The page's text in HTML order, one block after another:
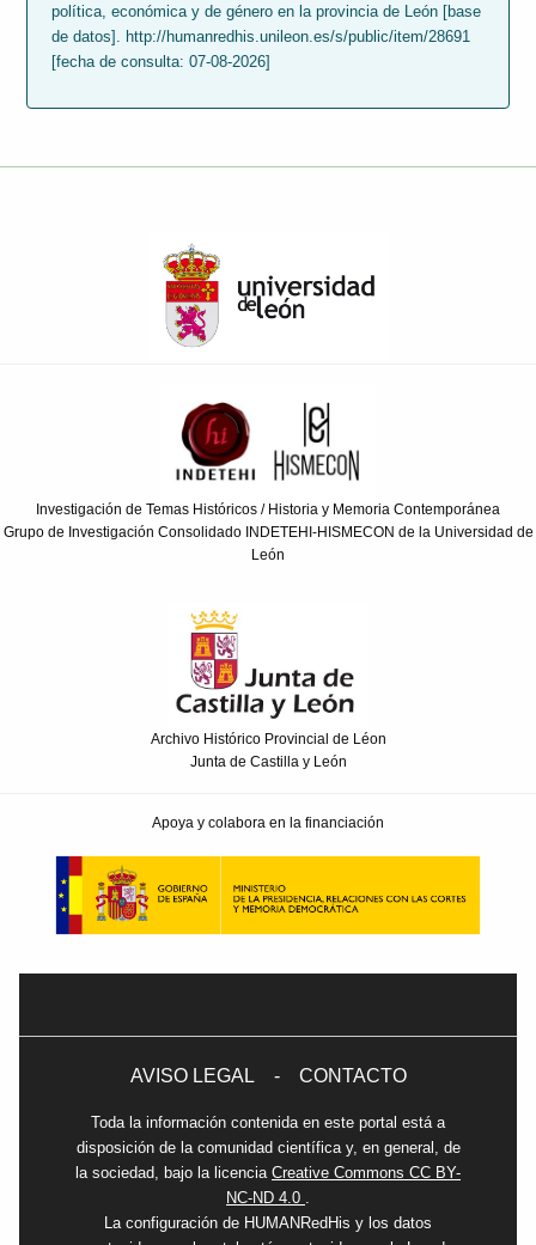
política, económica y de género en la provincia de León [base
de datos]. http://humanredhis.unileon.es/s/public/item/28691
[fecha de consulta: 07-08-2026]
Investigación de Temas Históricos / Historia y Memoria Contemporánea
Grupo de Investigación Consolidado INDETEHI-HISMECON de la Universidad de
León
Archivo Histórico Provincial de Léon
Junta de Castilla y León
Apoya y colabora en la financiación
AVISO LEGAL - CONTACTO
Toda la información contenida en este portal está a
disposición de la comunidad científica y, en general, de
la sociedad, bajo la licencia Creative Commons CC BY-
NC-ND 4.0
La configuración de HUMANRedHis y los datos